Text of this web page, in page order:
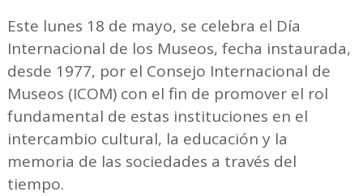
Este lunes 18 de mayo, se celebra el Día
Internacional de los Museos, fecha instaurada,
desde 1977, por el Consejo Internacional de
Museos (ICOM) con el fin de promover el rol
fundamental de estas instituciones en el
intercambio cultural, la educación y la
memoria de las sociedades a través del
tiempo.